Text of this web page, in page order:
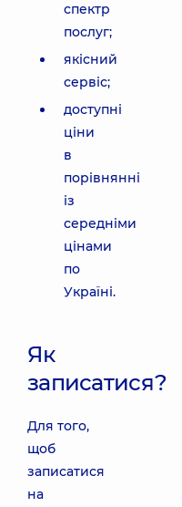
спектр
послуг;
якісний
сервіс;
доступні
ціни
в
порівнянні
із
середніми
цінами
по
Україні.
Як
записатися?
Для того,
щоб
записатися
на